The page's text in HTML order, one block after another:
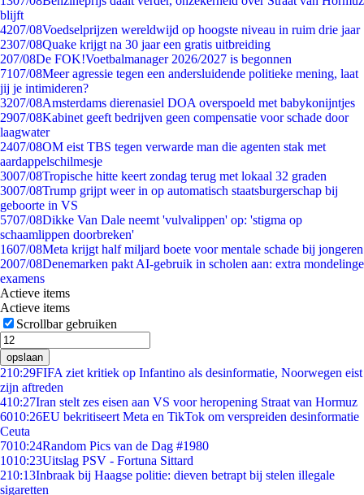
blijft
4207/08Voedselprijzen wereldwijd op hoogste niveau in ruim drie jaar
2307/08Quake krijgt na 30 jaar een gratis uitbreiding
207/08De FOK!Voetbalmanager 2026/2027 is begonnen
7107/08Meer agressie tegen een andersluidende politieke mening, laat
jij je intimideren?
3207/08Amsterdams dierenasiel DOA overspoeld met babykonijntjes
2907/08Kabinet geeft bedrijven geen compensatie voor schade door
laagwater
2407/08OM eist TBS tegen verwarde man die agenten stak met
aardappelschilmesje
3007/08Tropische hitte keert zondag terug met lokaal 32 graden
3007/08Trump grijpt weer in op automatisch staatsburgerschap bij
geboorte in VS
5707/08Dikke Van Dale neemt 'vulvalippen' op: 'stigma op
schaamlippen doorbreken'
1607/08Meta krijgt half miljard boete voor mentale schade bij jongeren
2007/08Denemarken pakt AI-gebruik in scholen aan: extra mondelinge
examens
Actieve items
Actieve items
Scrollbar gebruiken
opslaan
210:29FIFA ziet kritiek op Infantino als desinformatie, Noorwegen eist
zijn aftreden
410:27Iran stelt zes eisen aan VS voor heropening Straat van Hormuz
6010:26EU bekritiseert Meta en TikTok om verspreiden desinformatie
Ceuta
7010:24Random Pics van de Dag #1980
1010:23Uitslag PSV - Fortuna Sittard
210:13Inbraak bij Haagse politie: dieven betrapt bij stelen illegale
sigaretten